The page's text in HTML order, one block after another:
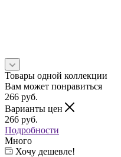
Товары одной коллекции
Вам может понравиться
266 руб.
Варианты цен
266 руб.
Подробности
Много
Хочу дешевле!